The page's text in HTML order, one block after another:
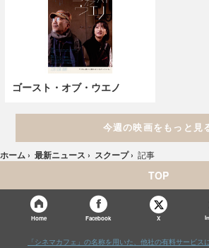
ゴースト・オブ・ウエノ
今週の映画をもっと見
ホーム › 最新ニュース › スクープ › 記事
TOP
Home Facebook X
「シネマカフェ」の名称を用いた、他社の有料サービス